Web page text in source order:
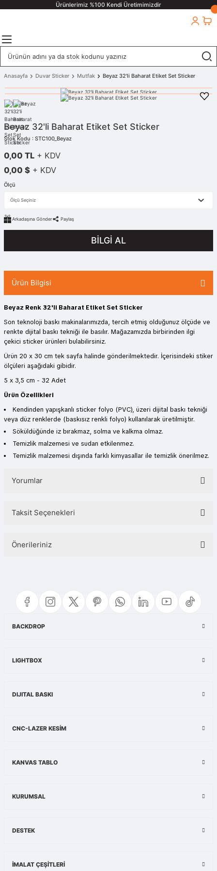
Ürünlerimiz %100 Kendi Üretimimizdir
Anasayfa Duvar Sticker Mutfak Beyaz 32'li Baharat Etiket Set Sticker
Beyaz 32'li Baharat Etiket Set Sticker
Stok Kodu : STC100_Beyaz
0,00 TL + KDV
0,00 $ + KDV
Ölçü
Arkadaşına Gönder Paylaş
BİLGİ AL
Ürün Bilgisi
Beyaz Renk 32'li Baharat Etiket Set Sticker
Son teknoloji baskı makinalarımızda, tercih etmiş olduğunuz ölçüde ve
renkte dijital baskı tekniği ile basılır. Mağazamızda birbirinden ilgi
çekici sticker ürünleri bulabilirsiniz.
Ürün 20 x 30 cm tek sayfa halinde gönderilmektedir. İçerisindeki stiker
ölçüleri aşağıdaki gibidir.
5 x 3,5 cm - 32 Adet
Ürün Özellikleri
Kendinden yapışkanlı sticker folyo (PVC), üzeri dijital baskı tekniği
veya düz renklerde (baskısız renkli folyo) kullanılarak üretilmiştir.
Söküldüğünde iz bırakmaz, solma ve kalkma olmaz.
Temizlik malzemesi ve sudan etkilenmez.
Temizlik malzemesi dışında farklı kimyasallar ile temizlik önerilmez.
Yorumlar
Taksit Seçenekleri
Önerileriniz
Görüş ve önerileriniz için teşekkür ederiz.
Ürün resmi kalitesiz, bozuk veya görüntülenemiyor.
BACKDROP
LIGHTBOX
DIJITAL BASKI
CNC-LAZER KESİM
KANVAS TABLO
KURUMSAL
DESTEK
İMALAT ÇEŞİTLERİ